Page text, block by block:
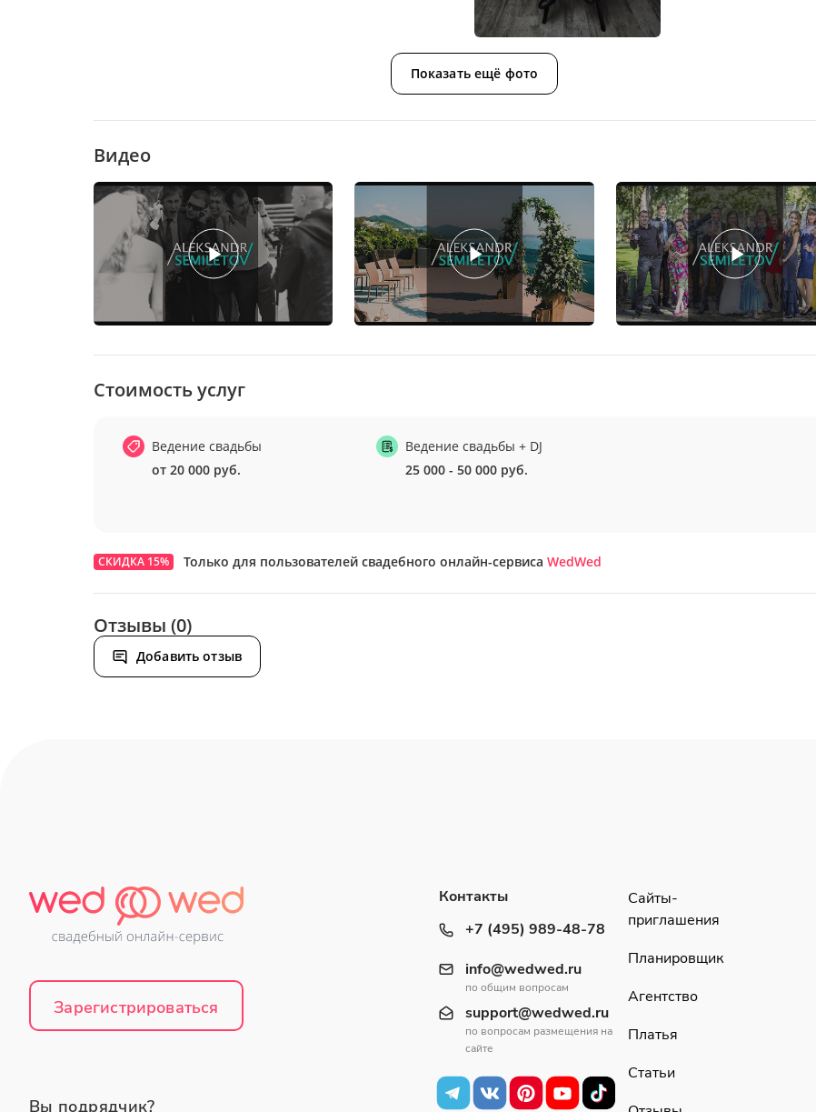
Показать ещё фото
Видео
Стоимость услуг
Ведение свадьбы
от 20 000 руб.
Ведение свадьбы + DJ
25 000 - 50 000 руб.
СКИДКА 15% Только для пользователей свадебного онлайн-сервиса WedWed
Отзывы (0)
Добавить отзыв
Зарегистрироваться
Вы подрядчик?
Контакты
+7 (495) 989-48-78
info@wedwed.ru
по общим вопросам
support@wedwed.ru
по вопросам размещения на
сайте
Сайты-
приглашения
Планировщик
Агентство
Платья
Статьи